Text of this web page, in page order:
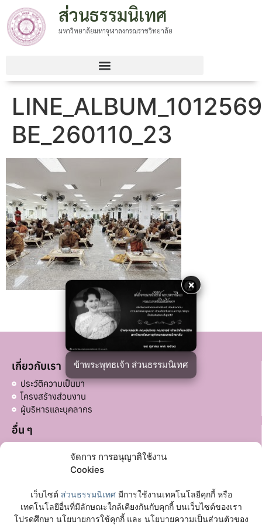
จัดการ การอนุญาติใช้งาน
Cookies
เว็บไซต์ ส่วนธรรมนิเทศมีการใช้งานเทคโนโลยีคุกกี้ หรือ
เทคโนโลยีอื่นที่มีลักษณะใกล้เคียงกันกับคุกกี้ บนเว็บไซต์ของเรา
โปรดศึกษา นโยบายการใช้คุกกี้ และ นโยบายความเป็นส่วนตัวของ
×
ข้าพระพุทธเจ้า ส่วนธรรมนิเทศ
ส่วนธรรมนิเทศ
มหาวิทยาลัยมหาจุฬาลงกรณราชวิทยาลัย
LINE_ALBUM_1012569
BE_260110_23
เกี่ยวกับเรา
ประวัติความเป็นมา
โครงสร้างส่วนงาน
ผู้บริหารและบุคลากร
อื่น ๆ
ลิงก์ที่เกี่ยวข้อง
มหาวิทยาลัยมหาจุฬาลงกรณราชวิทยาลัย
เฟซบุ๊กเพจ